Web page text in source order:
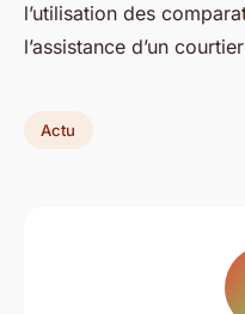
l’utilisation des
l’assistance d’un
Actu